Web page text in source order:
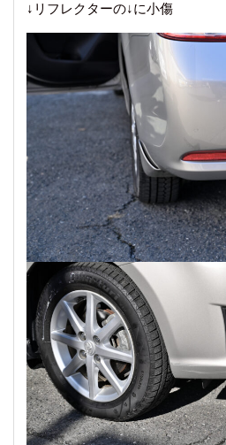
↓リフレクターの↓に小傷